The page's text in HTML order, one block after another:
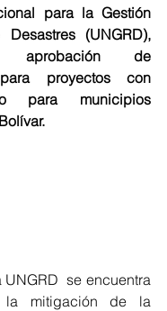
para la Gestión
(UNGRD),
aprobación de
proyectos con
para municipios
se encuentra
la mitigación de la